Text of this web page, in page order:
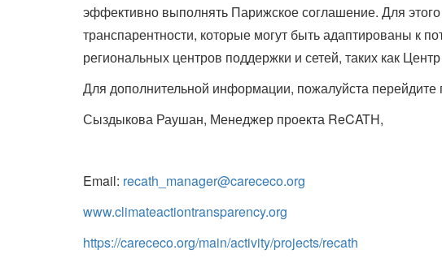
эффективно выполнять Парижское соглашение. Для
транспарентности, которые могут быть адаптированы к
региональных центров поддержки и сетей, таких как
Для дополнительной информации, пожалуйста
Сыздыкова Раушан, Менеджер проекта ReCATH,
Email: recath_manager@carececo.org
www.climateactiontransparency.org
https://carececo.org/main/activity/projects/recath